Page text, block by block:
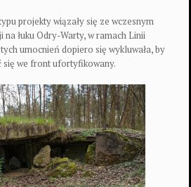
projekty wiązały się ze wczesnym
łuku Odry-Warty, w ramach Linii
umocnień dopiero się wykluwała, by
we front ufortyfikowany.